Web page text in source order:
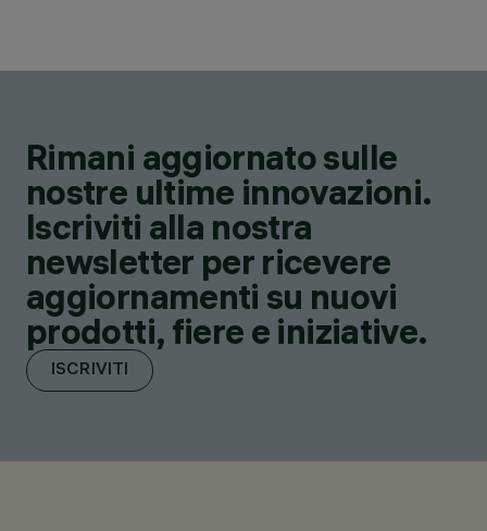
Rimani aggiornato sulle
nostre ultime innovazioni.
Iscriviti alla nostra
newsletter per ricevere
aggiornamenti su nuovi
prodotti, fiere e iniziative.
ISCRIVITI